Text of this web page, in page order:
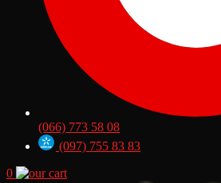
(066) 773 58 08
(097) 755 83 83
0